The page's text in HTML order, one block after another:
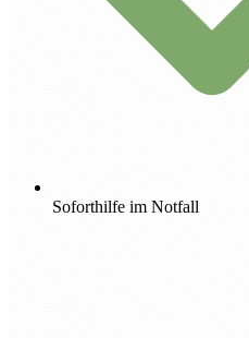
Soforthilfe im Notfall